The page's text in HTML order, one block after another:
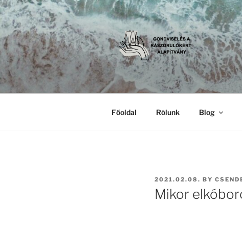
Skip
to
content
Gondviselés a Rászorulókért
Főoldal Rólunk Blog
POSTED
ON
2021.02.08. BY
Mikor